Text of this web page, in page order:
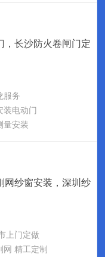
，长沙防火卷闸门定
服务
装电动门
量安装
网纱窗安装，深圳纱
上门定做
网 精工定制